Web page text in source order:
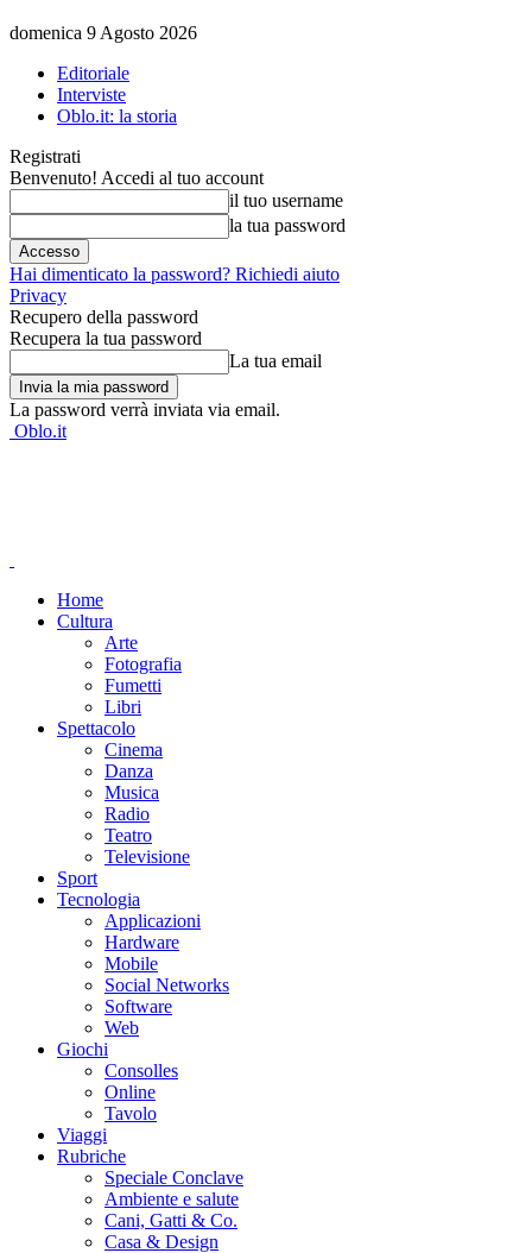
domenica 9 Agosto 2026
Editoriale
Interviste
Oblo.it: la storia
Registrati
Benvenuto! Accedi al tuo account
il tuo username
la tua password
Hai dimenticato la password? Richiedi aiuto
Privacy
Recupero della password
Recupera la tua password
La tua email
La password verrà inviata via email.
Oblo.it
Home
Cultura
Arte
Fotografia
Fumetti
Libri
Spettacolo
Cinema
Danza
Musica
Radio
Teatro
Televisione
Sport
Tecnologia
Applicazioni
Hardware
Mobile
Social Networks
Software
Web
Giochi
Consolles
Online
Tavolo
Viaggi
Rubriche
Speciale Conclave
Ambiente e salute
Cani, Gatti & Co.
Casa & Design